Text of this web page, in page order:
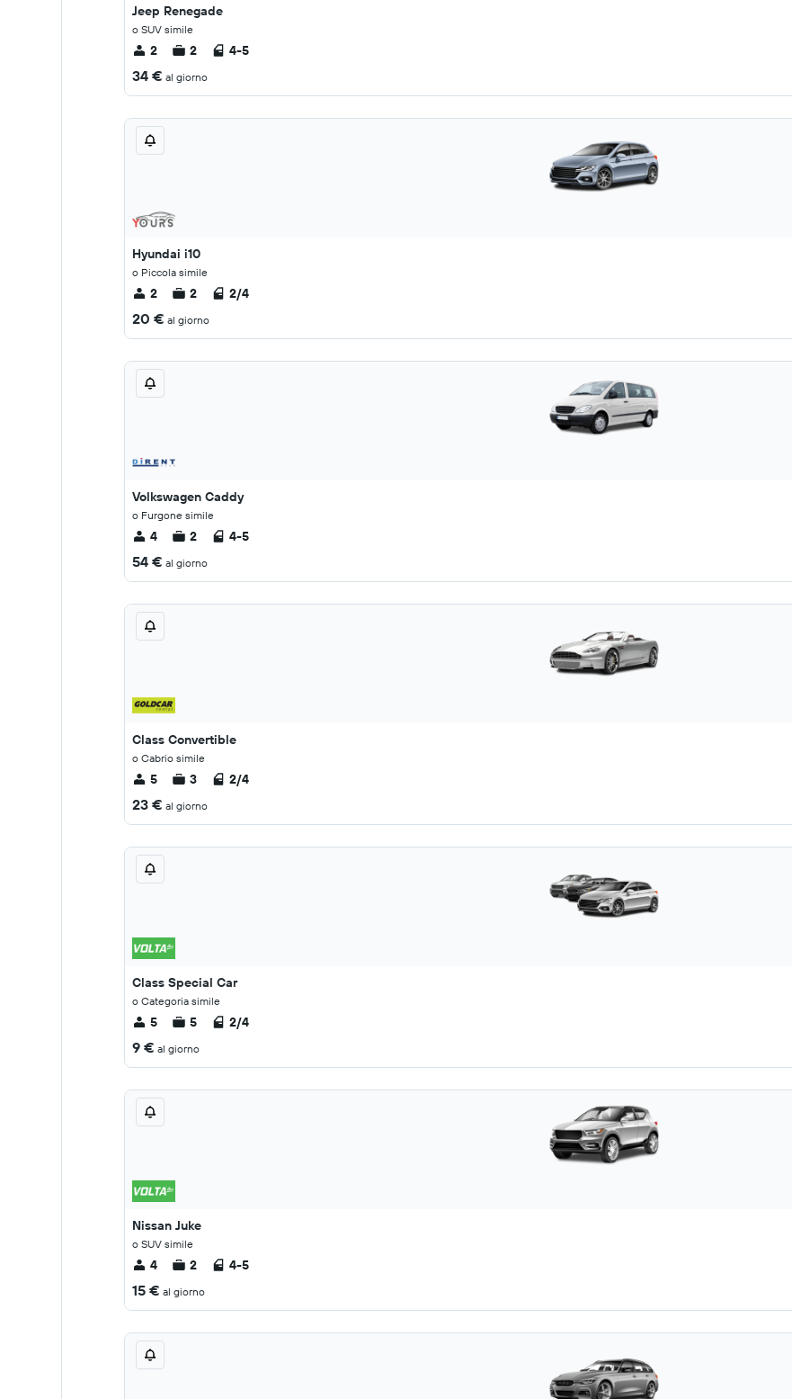
Jeep Renegade
o SUV simile
2 2 4-5
34 € al giorno
Hyundai i10
o Piccola simile
2 2 2/4
20 € al giorno
Volkswagen Caddy
o Furgone simile
4 2 4-5
54 € al giorno
Class Convertible
o Cabrio simile
5 3 2/4
23 € al giorno
Class Special Car
o Categoria simile
5 5 2/4
9 € al giorno
Nissan Juke
o SUV simile
4 2 4-5
15 € al giorno